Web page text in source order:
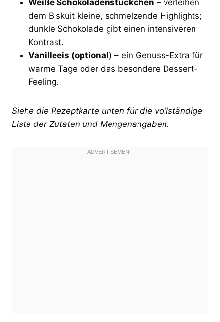
Weiße Schokoladenstückchen – verleihen
dem Biskuit kleine, schmelzende Highlights;
dunkle Schokolade gibt einen intensiveren
Kontrast.
Vanilleeis (optional) – ein Genuss-Extra für
warme Tage oder das besondere Dessert-
Feeling.
Siehe die Rezeptkarte unten für die vollständige
Liste der Zutaten und Mengenangaben.